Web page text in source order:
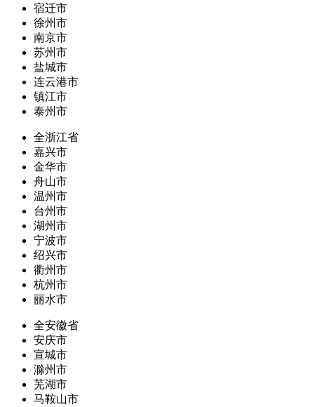
宿迁市
徐州市
南京市
苏州市
盐城市
连云港市
镇江市
泰州市
全浙江省
嘉兴市
金华市
舟山市
温州市
台州市
湖州市
宁波市
绍兴市
衢州市
杭州市
丽水市
全安徽省
安庆市
宣城市
滁州市
芜湖市
马鞍山市